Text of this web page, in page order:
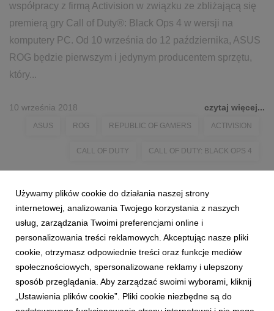
współpracy z firmą Activision w związku ze zbliżającą się
premierą gry Call of Duty®: Black Ops 4 w wersji na
komputery PC. Od 10 września do 12 października, ASUS
ROG będzie pierwszym i jedynym producentem sprzętu,
który...
10 września 2018 czytaj więcej...
ASUS ROG REPUBLIC OF GAMERS ACTIVISION
CALL OF DUTY CALL OF DUTY: BLACK OPS 4
Używamy plików cookie do działania naszej strony
internetowej, analizowania Twojego korzystania z naszych
usług, zarządzania Twoimi preferencjami online i
personalizowania treści reklamowych. Akceptując nasze pliki
cookie, otrzymasz odpowiednie treści oraz funkcje mediów
społecznościowych, spersonalizowane reklamy i ulepszony
sposób przeglądania. Aby zarządzać swoimi wyborami, kliknij
„Ustawienia plików cookie”. Pliki cookie niezbędne są do